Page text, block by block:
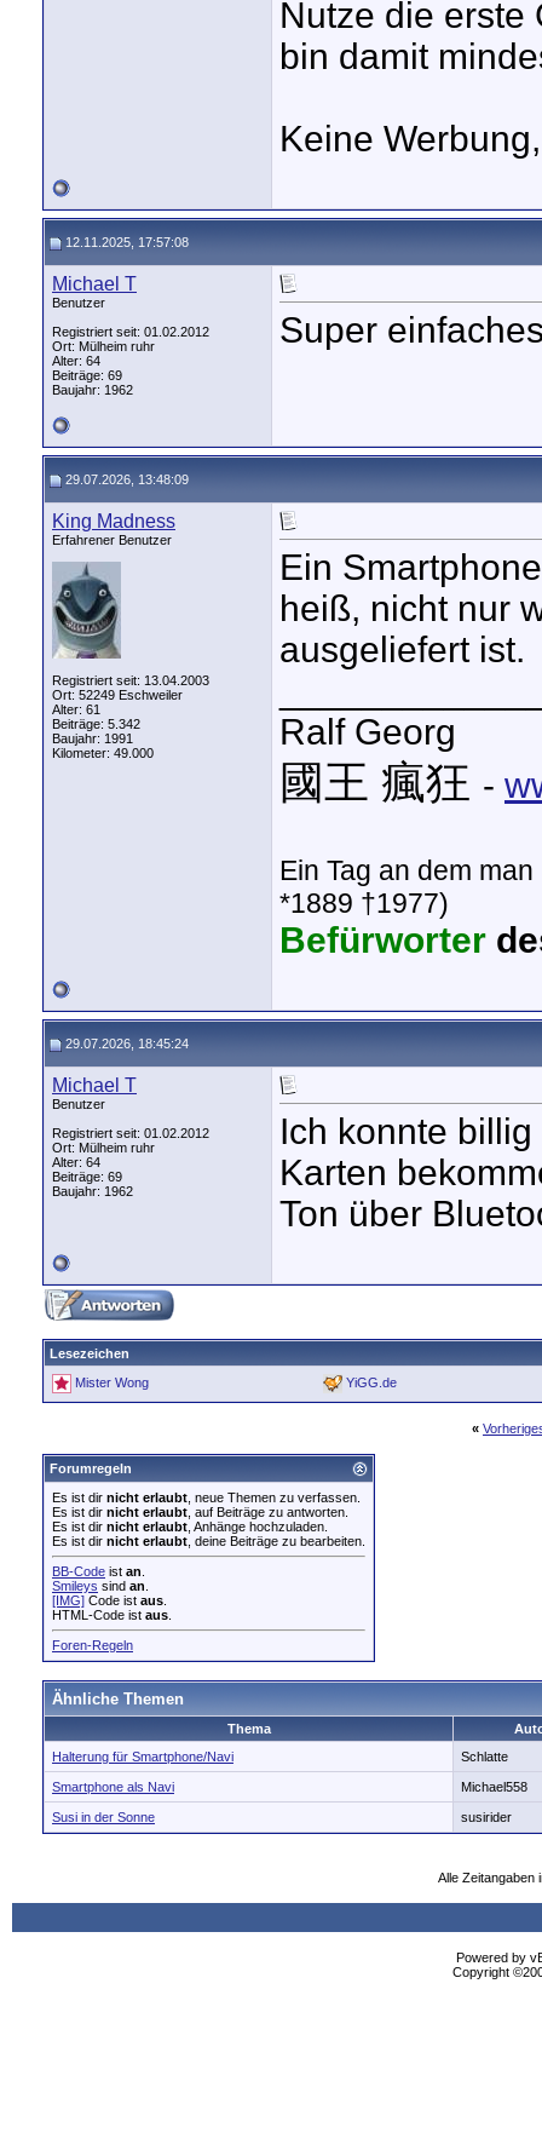
Nutze die erste
bin damit
Keine
12.11.2025, 17:57:08
Michael T
Benutzer
Registriert seit: 01.02.2012
Ort: Mülheim ruhr
Alter: 64
Beiträge: 69
Baujahr: 1962
Super
29.07.2026, 13:48:09
King Madness
Erfahrener Benutzer
Registriert seit: 13.04.2003
Ort: 52249 Eschweiler
Alter: 61
Beiträge: 5.342
Baujahr: 1991
Kilometer: 49.000
Ein
heiß, nicht nur
ausgeliefert ist.
Ralf Georg
國王 瘋狂 -
Ein Tag an dem
*1889 †1977)
Befürworter
29.07.2026, 18:45:24
Michael T
Benutzer
Registriert seit: 01.02.2012
Ort: Mülheim ruhr
Alter: 64
Beiträge: 69
Baujahr: 1962
Ich konnte
Karten
Ton über
Lesezeichen
Mister Wong
YiGG.de
«
Forumregeln
Es ist dir nicht erlaubt , neue Themen zu verfassen.
Es ist dir nicht erlaubt , auf Beiträge zu antworten.
Es ist dir nicht erlaubt , Anhänge hochzuladen.
Es ist dir nicht erlaubt , deine Beiträge zu bearbeiten.
BB-Code ist an
Smileys sind an
[IMG] Code ist aus
HTML-Code ist aus
Foren-Regeln
Ähnliche Themen
Thema
Halterung für Smartphone/Navi
Schlatte
Smartphone als Navi Michael558
Susi in der Sonne susirider
Alle Zeitangaben
Powered by
Copyright